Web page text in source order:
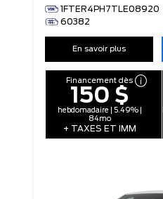
1FTER4PH7TLE08920
60382
En savoir plus
Financement dès
150 $
hebdomadaire | 5.49% |
84mo
+ TAXES ET IMM